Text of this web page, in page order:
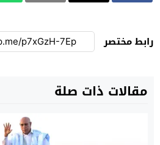
رابط مختصر
مقالات ذات صلة